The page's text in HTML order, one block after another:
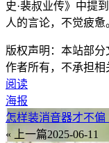
史·裴叔业传》中提
人的言论，不觉疲惫
版权声明：本站部
作者所有，不承担相
阅读
海报
怎样装消音器才不偏
« 上一篇2025-06-11